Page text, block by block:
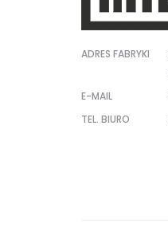
ADRES FABRYKI
E-MAIL
TEL. BIURO